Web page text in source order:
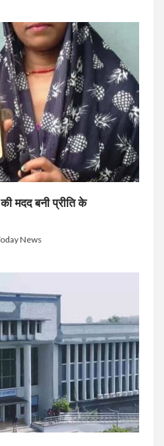
मदद बनी प्रीति के
News